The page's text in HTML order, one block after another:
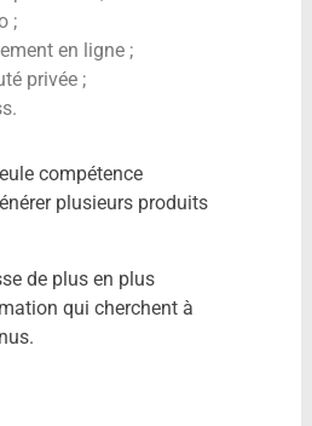
;
en ligne ;
privée ;
compétence
plusieurs produits
de plus en plus
qui cherchent à